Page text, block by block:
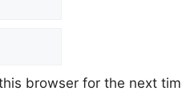
browser for the next